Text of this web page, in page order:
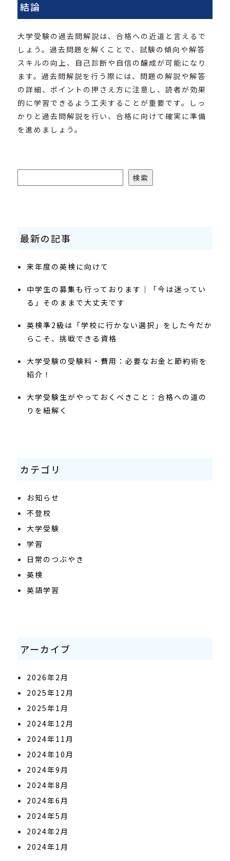
結論
大学受験の過去問解説は、合格への近道と言えるで
しょう。過去問題を解くことで、試験の傾向や解答
スキルの向上、自己診断や自信の醸成が可能になり
ます。過去問解説を行う際には、問題の解説や解答
の詳細、ポイントの押さえ方に注意し、読者が効果
的に学習できるよう工夫することが重要です。しっ
かりと過去問解説を行い、合格に向けて確実に準備
を進めましょう。
検索
最新の記事
来年度の英検に向けて
中学生の募集も行っております｜「今は迷ってい
る」そのままで大丈夫です
英検準2級は「学校に行かない選択」をした今だか
らこそ、挑戦できる資格
大学受験の受験料・費用：必要なお金と節約術を
紹介！
大学受験生がやっておくべきこと：合格への道の
りを紐解く
カテゴリ
お知らせ
不登校
大学受験
学習
日常のつぶやき
英検
英語学習
アーカイブ
2026年2月
2025年12月
2025年1月
2024年12月
2024年11月
2024年10月
2024年9月
2024年8月
2024年6月
2024年5月
2024年2月
2024年1月